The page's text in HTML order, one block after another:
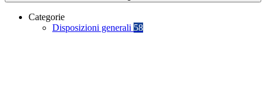
Categorie
Disposizioni generali 58